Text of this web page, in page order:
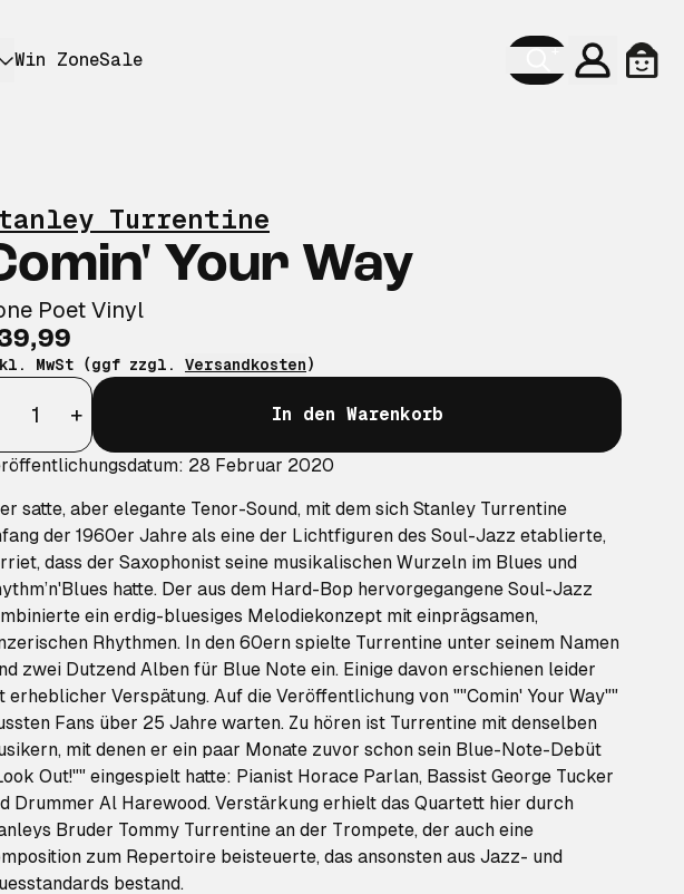
Win ZoneSale
Konto
Turrentine
Your Way
Poet Vinyl
MwSt (ggf zzgl. Versandkosten)
+ In den Warenkorb
28 Februar 2020
satte, aber elegante Tenor-Sound, mit dem sich Stanley Turrentine
der 1960er Jahre als eine der Lichtfiguren des Soul-Jazz etablierte,
dass der Saxophonist seine musikalischen Wurzeln im Blues und
hatte. Der aus dem Hard-Bop hervorgegangene Soul-Jazz
ein erdig-bluesiges Melodiekonzept mit einprägsamen,
Rhythmen. In den 60ern spielte Turrentine unter seinem Namen
zwei Dutzend Alben für Blue Note ein. Einige davon erschienen leider
erheblicher Verspätung. Auf die Veröffentlichung von ""Comin' Your Way""
Fans über 25 Jahre warten. Zu hören ist Turrentine mit denselben
mit denen er ein paar Monate zuvor schon sein Blue-Note-Debüt
Out!"" eingespielt hatte: Pianist Horace Parlan, Bassist George Tucker
Drummer Al Harewood. Verstärkung erhielt das Quartett hier durch
Bruder Tommy Turrentine an der Trompete, der auch eine
zum Repertoire beisteuerte, das ansonsten aus Jazz- und
bestand.